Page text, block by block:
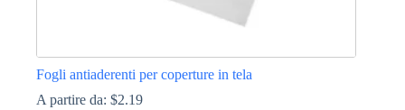
Fogli antiaderenti per coperture in tela
A partire da: $2.19